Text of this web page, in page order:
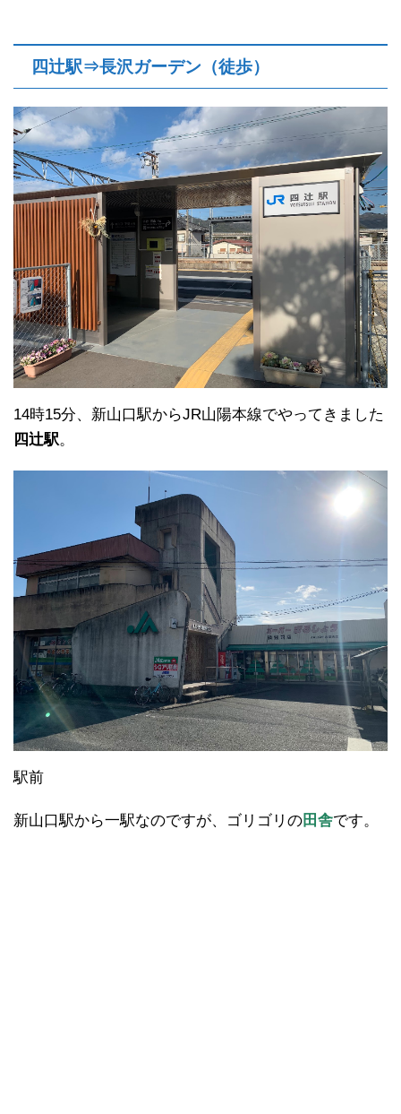
四辻駅⇒長沢ガーデン（徒歩）
14時15分、新山口駅からJR山陽本線でやってきました
四辻駅。
駅前
新山口駅から一駅なのですが、ゴリゴリの田舎です。